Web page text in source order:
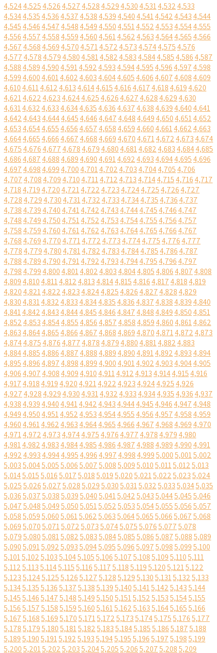
4,5244,5254,5264,5274,5284,5294,5304,5314,5324,533
4,5344,5354,5364,5374,5384,5394,5404,5414,5424,5434,544
4,5454,5464,5474,5484,5494,5504,5514,5524,5534,5544,555
4,5564,5574,5584,5594,5604,5614,5624,5634,5644,5654,566
4,5674,5684,5694,5704,5714,5724,5734,5744,5754,576
4,5774,5784,5794,5804,5814,5824,5834,5844,5854,5864,587
4,5884,5894,5904,5914,5924,5934,5944,5954,5964,5974,598
4,5994,6004,6014,6024,6034,6044,6054,6064,6074,6084,609
4,6104,6114,6124,6134,6144,6154,6164,6174,6184,6194,620
4,6214,6224,6234,6244,6254,6264,6274,6284,6294,630
4,6314,6324,6334,6344,6354,6364,6374,6384,6394,6404,641
4,6424,6434,6444,6454,6464,6474,6484,6494,6504,6514,652
4,6534,6544,6554,6564,6574,6584,6594,6604,6614,6624,663
4,6644,6654,6664,6674,6684,6694,6704,6714,6724,6734,674
4,6754,6764,6774,6784,6794,6804,6814,6824,6834,6844,685
4,6864,6874,6884,6894,6904,6914,6924,6934,6944,6954,696
4,6974,6984,6994,7004,7014,7024,7034,7044,7054,706
4,7074,7084,7094,7104,7114,7124,7134,7144,7154,7164,717
4,7184,7194,7204,7214,7224,7234,7244,7254,7264,727
4,7284,7294,7304,7314,7324,7334,7344,7354,7364,737
4,7384,7394,7404,7414,7424,7434,7444,7454,7464,747
4,7484,7494,7504,7514,7524,7534,7544,7554,7564,757
4,7584,7594,7604,7614,7624,7634,7644,7654,7664,767
4,7684,7694,7704,7714,7724,7734,7744,7754,7764,777
4,7784,7794,7804,7814,7824,7834,7844,7854,7864,787
4,7884,7894,7904,7914,7924,7934,7944,7954,7964,797
4,7984,7994,8004,8014,8024,8034,8044,8054,8064,8074,808
4,8094,8104,8114,8124,8134,8144,8154,8164,8174,8184,819
4,8204,8214,8224,8234,8244,8254,8264,8274,8284,829
4,8304,8314,8324,8334,8344,8354,8364,8374,8384,8394,840
4,8414,8424,8434,8444,8454,8464,8474,8484,8494,8504,851
4,8524,8534,8544,8554,8564,8574,8584,8594,8604,8614,862
4,8634,8644,8654,8664,8674,8684,8694,8704,8714,8724,873
4,8744,8754,8764,8774,8784,8794,8804,8814,8824,883
4,8844,8854,8864,8874,8884,8894,8904,8914,8924,8934,894
4,8954,8964,8974,8984,8994,9004,9014,9024,9034,9044,905
4,9064,9074,9084,9094,9104,9114,9124,9134,9144,9154,916
4,9174,9184,9194,9204,9214,9224,9234,9244,9254,926
4,9274,9284,9294,9304,9314,9324,9334,9344,9354,9364,937
4,9384,9394,9404,9414,9424,9434,9444,9454,9464,9474,948
4,9494,9504,9514,9524,9534,9544,9554,9564,9574,9584,959
4,9604,9614,9624,9634,9644,9654,9664,9674,9684,9694,970
4,9714,9724,9734,9744,9754,9764,9774,9784,9794,980
4,9814,9824,9834,9844,9854,9864,9874,9884,9894,9904,991
4,9924,9934,9944,9954,9964,9974,9984,9995,0005,0015,002
5,0035,0045,0055,0065,0075,0085,0095,0105,0115,0125,013
5,0145,0155,0165,0175,0185,0195,0205,0215,0225,0235,024
5,0255,0265,0275,0285,0295,0305,0315,0325,0335,0345,035
5,0365,0375,0385,0395,0405,0415,0425,0435,0445,0455,046
5,0475,0485,0495,0505,0515,0525,0535,0545,0555,0565,057
5,0585,0595,0605,0615,0625,0635,0645,0655,0665,0675,068
5,0695,0705,0715,0725,0735,0745,0755,0765,0775,078
5,0795,0805,0815,0825,0835,0845,0855,0865,0875,0885,089
5,0905,0915,0925,0935,0945,0955,0965,0975,0985,0995,100
5,1015,1025,1035,1045,1055,1065,1075,1085,1095,1105,111
5,1125,1135,1145,1155,1165,1175,1185,1195,1205,1215,122
5,1235,1245,1255,1265,1275,1285,1295,1305,1315,1325,133
5,1345,1355,1365,1375,1385,1395,1405,1415,1425,1435,144
5,1455,1465,1475,1485,1495,1505,1515,1525,1535,1545,155
5,1565,1575,1585,1595,1605,1615,1625,1635,1645,1655,166
5,1675,1685,1695,1705,1715,1725,1735,1745,1755,1765,177
5,1785,1795,1805,1815,1825,1835,1845,1855,1865,1875,188
5,1895,1905,1915,1925,1935,1945,1955,1965,1975,1985,199
5,2005,2015,2025,2035,2045,2055,2065,2075,2085,209